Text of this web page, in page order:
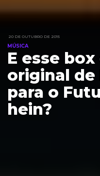
20 DE OUTUBRO DE 2015
MÚSICA
E esse
original de
para o
hein?